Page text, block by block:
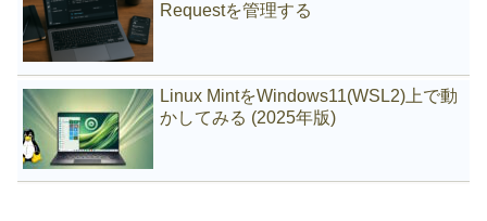
Requestを管理する
Linux MintをWindows11(WSL2)上で動
かしてみる (2025年版)